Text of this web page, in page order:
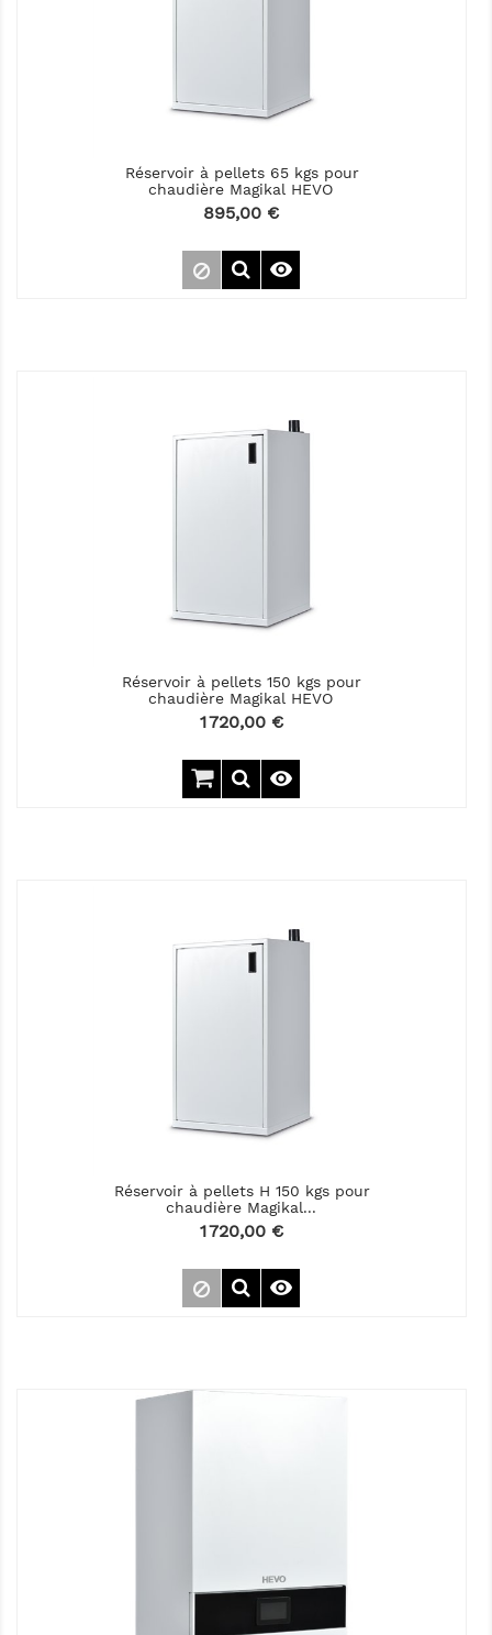
Réservoir à pellets 65 kgs pour
chaudière Magikal HEVO
Prix
895,00 €

Réservoir à pellets 150 kgs pour
chaudière Magikal HEVO
Prix
1 720,00 €

Réservoir à pellets H 150 kgs pour
chaudière Magikal...
Prix
1 720,00 €
